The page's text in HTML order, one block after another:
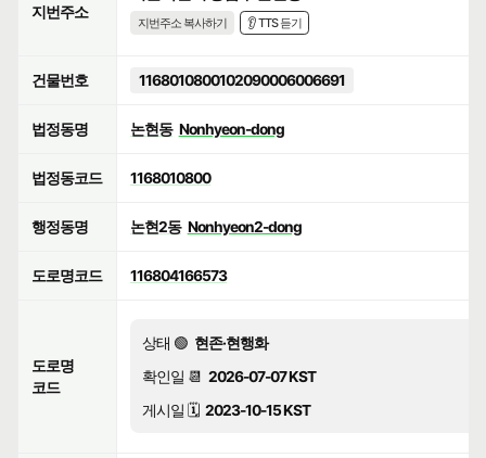
지번주소
지번주소 복사하기 👂 TTS 듣기
건물번호 1168010800102090006006691
법정동명 논현동 Nonhyeon-dong
법정동코드 1168010800
행정동명 논현2동 Nonhyeon2-dong
도로명코드 116804166573
도로명
코드
상태 🟢 현존·현행화
확인일 📆 2026-07-07 KST
게시일 🗓️ 2023-10-15 KST